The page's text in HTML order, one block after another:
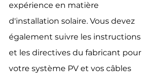
expérience en matière
d'installation solaire. Vous devez
également suivre les instructions
et les directives du fabricant pour
votre système PV et vos câbles